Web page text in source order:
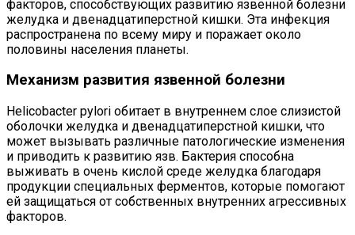
факторов, способствующих развитию язвенной болезни
желудка и двенадцатиперстной кишки. Эта инфекция
распространена по всему миру и поражает около
половины населения планеты.
Механизм развития язвенной болезни
Helicobacter pylori обитает в внутреннем слое слизистой
оболочки желудка и двенадцатиперстной кишки, что
может вызывать различные патологические изменения
и приводить к развитию язв. Бактерия способна
выживать в очень кислой среде желудка благодаря
продукции специальных ферментов, которые помогают
ей защищаться от собственных внутренних агрессивных
факторов.